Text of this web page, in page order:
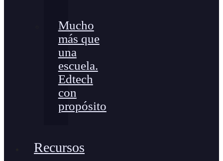
Mucho
más que
una
escuela.
Edtech
con
propósito
Recursos